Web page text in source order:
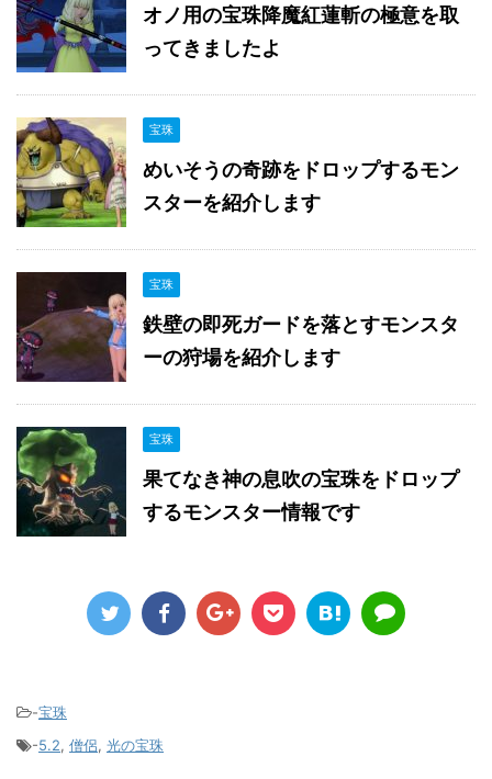
オノ用の宝珠降魔紅蓮斬の極意を取
ってきましたよ
宝珠
めいそうの奇跡をドロップするモン
スターを紹介します
宝珠
鉄壁の即死ガードを落とすモンスタ
ーの狩場を紹介します
宝珠
果てなき神の息吹の宝珠をドロップ
するモンスター情報です
-宝珠
-5.2, 僧侶, 光の宝珠